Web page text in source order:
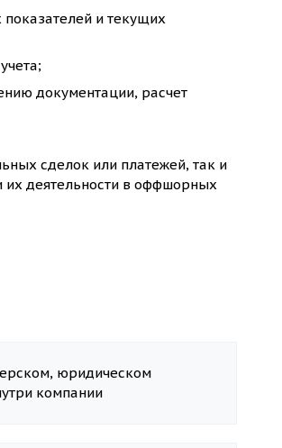
и текущих
документации, расчет
сделок или платежей, так и
деятельности в оффшорных
юридическом
компании